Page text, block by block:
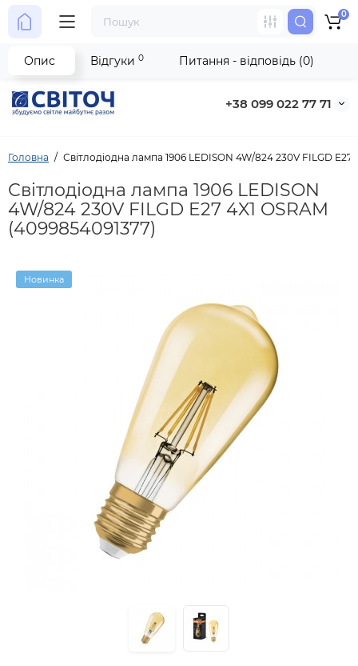
+38 099 022 77 71
0
Головна Світлодіодна лампа 1906 LEDISON 4W/824 230V FILGD E27
Світлодіодна лампа 1906 LEDISON
4W/824 230V FILGD E27 4X1 OSRAM
(4099854091377)
Новинка
Опис Відгуки 0 Питання - відповідь (0)